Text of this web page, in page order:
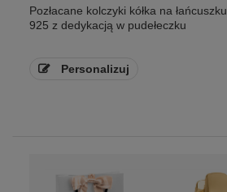
Pozłacane kolczyki kółka na łańcuszku
925 z dedykacją w pudełeczku
Personalizuj